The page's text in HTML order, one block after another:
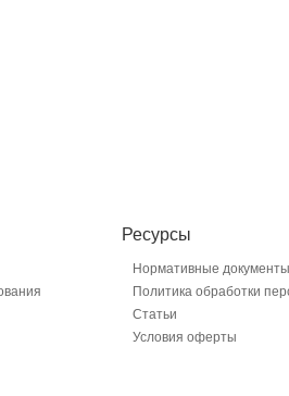
Ресурсы
Нормативные документы
Политика обработки
Статьи
Условия оферты